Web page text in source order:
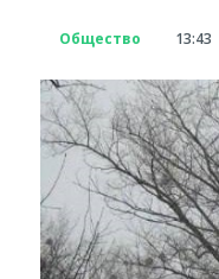
Общество 13:43